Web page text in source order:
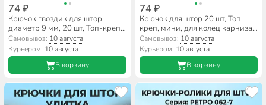
74 ₽
Крючок гвоздик для штор
диаметр 9 мм, 20 шт, Топ-креп,
белый, 062-50
Самовывоз: 10 августа
Курьером: 10 августа
В корзину
74 ₽
Крючок для штор 20 шт, Топ-
креп, мини, для колец карниза,
белый, 062-3
Самовывоз: 10 августа
Курьером: 10 августа
В корзину